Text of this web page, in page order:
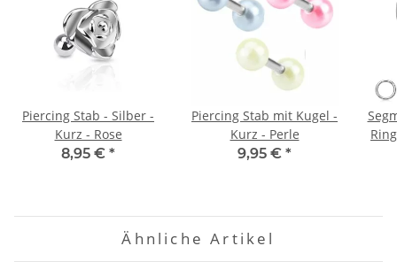
Piercing Stab - Silber -
Kurz - Rose
8,95 € *
Piercing Stab mit Kugel -
Kurz - Perle
9,95 € *
Ähnliche Artikel